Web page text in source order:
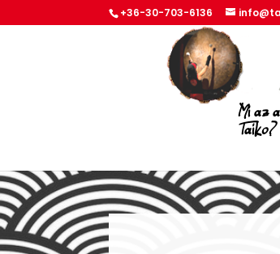
+36-30-703-6136
Mi az a
Taiko?